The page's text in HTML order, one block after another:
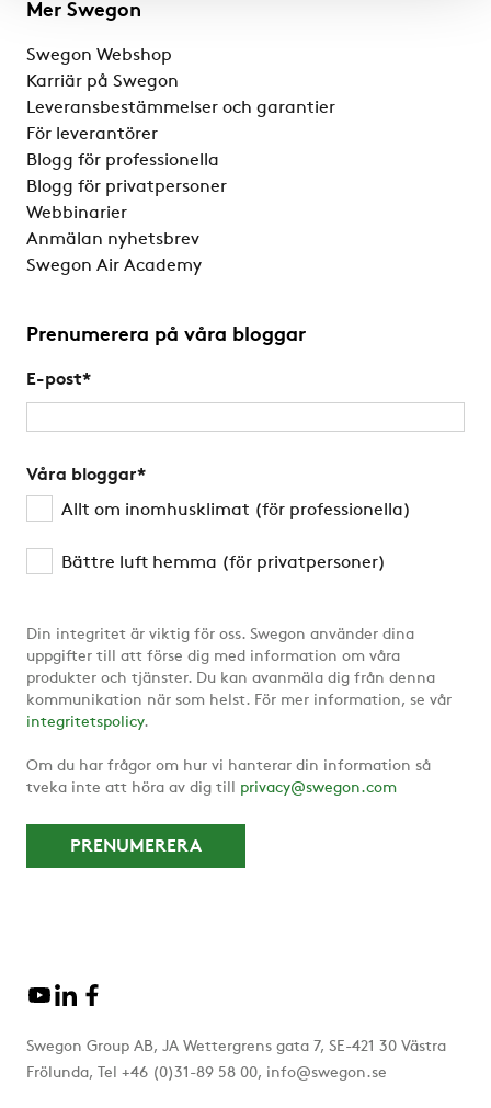
Mer Swegon
Swegon Webshop
Karriär på Swegon
Leveransbestämmelser och garantier
För leverantörer
Blogg för professionella
Blogg för privatpersoner
Webbinarier
Anmälan nyhetsbrev
Swegon Air Academy
Prenumerera på våra bloggar
E-post*
Våra bloggar*
Allt om inomhusklimat (för professionella)
Bättre luft hemma (för privatpersoner)
Din integritet är viktig för oss. Swegon använder dina
uppgifter till att förse dig med information om våra
produkter och tjänster. Du kan avanmäla dig från denna
kommunikation när som helst. För mer information, se vår
integritetspolicy.
Om du har frågor om hur vi hanterar din information så
tveka inte att höra av dig till privacy@swegon.com
Swegon Group AB, JA Wettergrens gata 7, SE-421 30 Västra
Frölunda, Tel +46 (0)31-89 58 00, info@swegon.se